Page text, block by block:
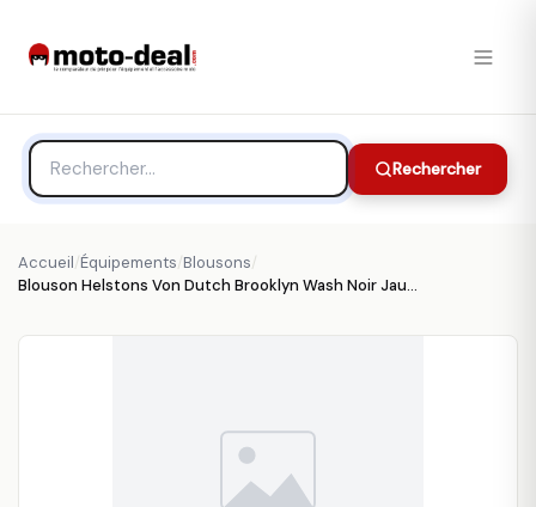
Rechercher
Accueil/Équipements/Blousons/
Blouson Helstons Von Dutch Brooklyn Wash Noir Jaune - Blouson Moto HELSTONS